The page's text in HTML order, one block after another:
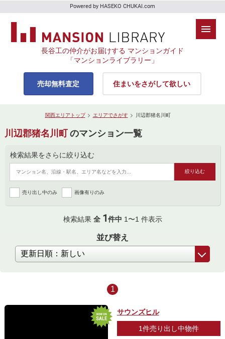
Powered by HASEKO CHUKAI.com
長谷工の仲介がお届けする マンションガイド
「マンションライブラリー」
売却無料査定 住まいをさがして欲しい
関西エリアトップ エリアでさがす 川辺郡猪名川町
川辺郡猪名川町 のマンション一覧
検索結果をさらに絞り込む
売り出し中のみ 画像有りのみ
検索結果 全 1件中 1〜1 件表示
並び替え
1
サウンズヒル
1件売り出し中物件